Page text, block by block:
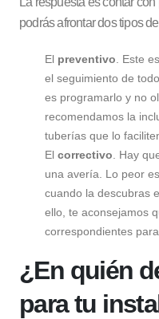
podrás afrontar dos tipos
El preventivo . Este
el seguimiento de
es programarlo y no
recomendamos la
tuberías que lo
El correctivo . Hay
una avería. Lo peor
cuando la descubras
ello, te aconsejamos
correspondientes
¿En quién
para tu